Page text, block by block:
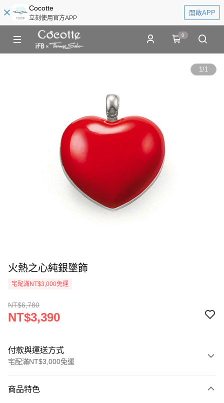
Cocotte
立刻使用官方APP
開啟APP
0
1/1
火熱之心純銀墜飾
宅配滿NT$3,000免運
NT$6,780
NT$3,390
付款與運送方式
宅配滿NT$3,000免運
信用卡一次付款
商品特色